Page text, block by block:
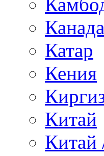
Канада
Катар
Кения
Китай
Китай